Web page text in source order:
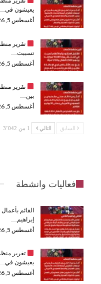
يعيشون في…
أغسطس 5, 2026
تقرير
تسببت…
أغسطس 5, 2026
تقرير
بين…
أغسطس 5, 2026
السابق التالي 1 من 3٬042
فعاليات وانشطة
القائم
إبراهيم…
أغسطس 5, 2026
تقرير
يعيشون في…
أغسطس 5, 2026